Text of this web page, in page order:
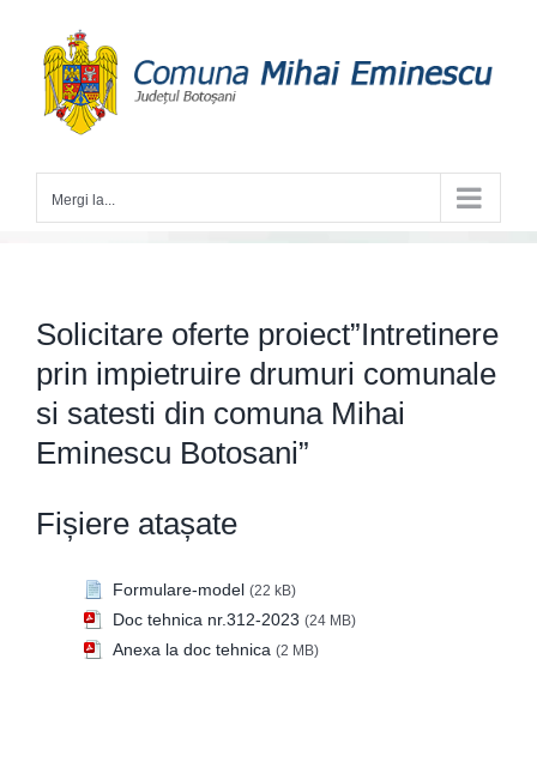
content
Mergi la...
Solicitare oferte proiect”Intretinere
prin impietruire drumuri comunale
si satesti din comuna Mihai
Eminescu Botosani”
Fișiere atașate
Formulare-model (22 kB)
Doc tehnica nr.312-2023 (24 MB)
Anexa la doc tehnica (2 MB)